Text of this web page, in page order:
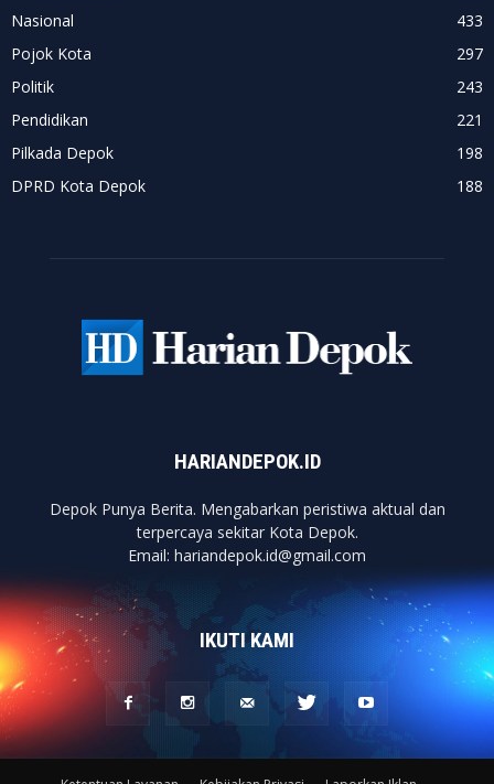
Nasional
433
Pojok Kota
297
Politik
243
Pendidikan
221
Pilkada Depok
198
DPRD Kota Depok
188
HARIANDEPOK.ID
Depok Punya Berita. Mengabarkan peristiwa aktual dan
terpercaya sekitar Kota Depok.
Email: hariandepok.id@gmail.com
IKUTI KAMI